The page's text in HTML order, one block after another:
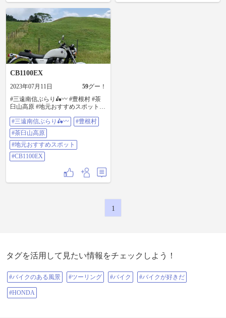
CB1100EX
2023年07月11日 59グー！
#三遠南信ぶらり🛵〰️ #豊根村 #茶
臼山高原 #地元おすすめスポット
#三遠南信ぶらり🛵〰️
#豊根村
#茶臼山高原
#地元おすすめスポット
#CB1100EX
1
タグを活用して見たい情報をチェックしよう！
#バイクのある風景 #ツーリング #バイク #バイクが好きだ
#HONDA